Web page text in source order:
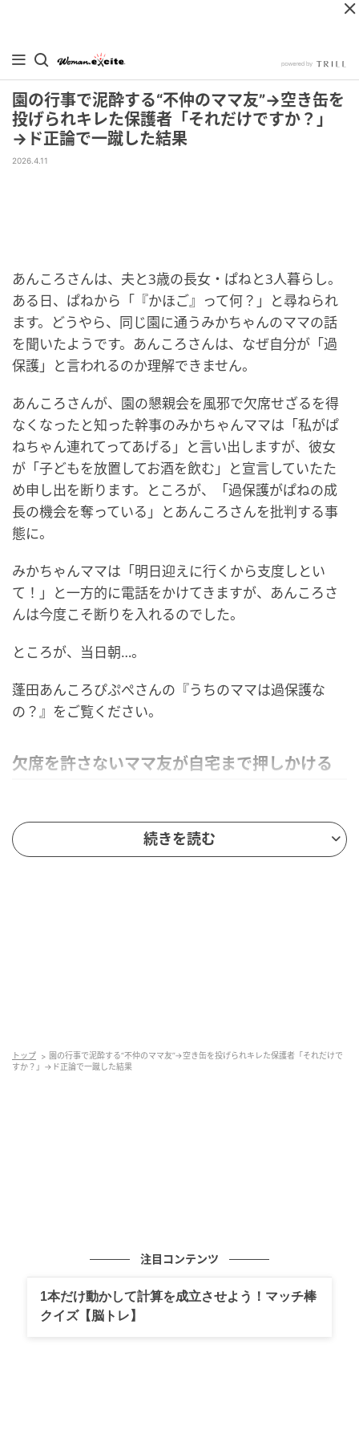
園の行事で泥酔する“不仲のママ友”→空き缶を
投げられキレた保護者「それだけですか？」
→ド正論で一蹴した結果
2026.4.11
あんころさんは、夫と3歳の長女・ぱねと3人暮らし。
ある日、ぱねから「『かほご』って何？」と尋ねられ
ます。どうやら、同じ園に通うみかちゃんのママの話
を聞いたようです。あんころさんは、なぜ自分が「過
保護」と言われるのか理解できません。
あんころさんが、園の懇親会を風邪で欠席せざるを得
なくなったと知った幹事のみかちゃんママは「私がぱ
ねちゃん連れてってあげる」と言い出しますが、彼女
が「子どもを放置してお酒を飲む」と宣言していたた
め申し出を断ります。ところが、「過保護がぱねの成
長の機会を奪っている」とあんころさんを批判する事
態に。
みかちゃんママは「明日迎えに行くから支度しとい
て！」と一方的に電話をかけてきますが、あんころさ
んは今度こそ断りを入れるのでした。
ところが、当日朝…。
蓬田あんころぴぷぺさんの『うちのママは過保護な
の？』をご覧ください。
欠席を許さないママ友が自宅まで押しかける
続きを読む
トップ
園の行事で泥酔する“不仲のママ友”→空き缶を投げられキレた保護者「それだけで
すか？」→ド正論で一蹴した結果
注目コンテンツ
1本だけ動かして計算を成立させよう！マッチ棒
クイズ【脳トレ】